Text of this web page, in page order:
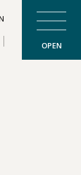
OPEN